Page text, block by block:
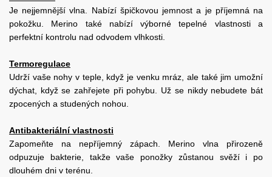
Je nejjemnější vlna. Nabízí špičkovou jemnost a je příjemná na
pokožku. Merino také nabízí výborné tepelné vlastnosti a
perfektní kontrolu nad odvodem vlhkosti.
Termoregulace
Udrží vaše nohy v teple, když je venku mráz, ale také jim umožní
dýchat, když se zahřejete při pohybu. Už se nikdy nebudete bát
zpocených a studených nohou.
Antibakteriální vlastnosti
Zapomeňte na nepříjemný zápach. Merino vlna přirozeně
odpuzuje bakterie, takže vaše ponožky zůstanou svěží i po
dlouhém dni v terénu.